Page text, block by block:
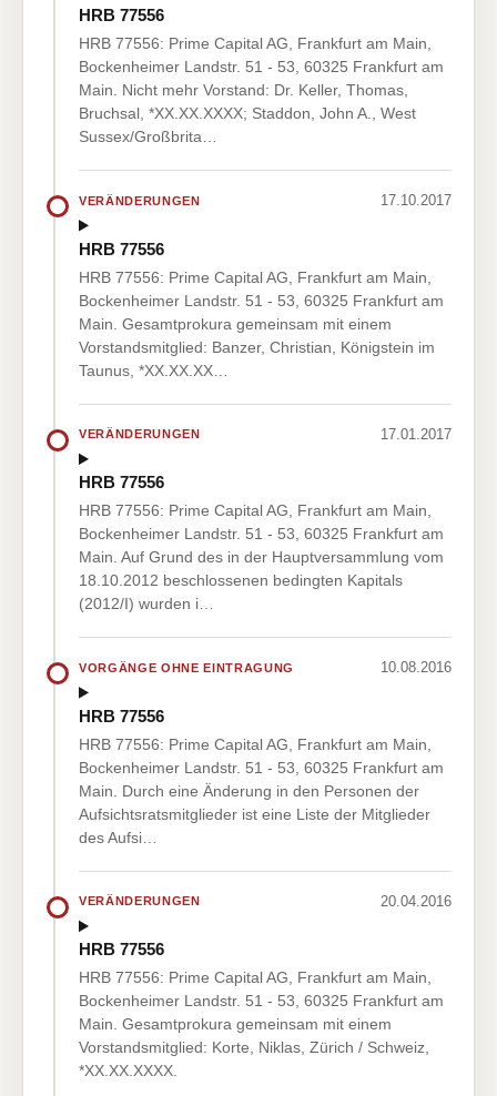
HRB 77556
HRB 77556: Prime Capital AG, Frankfurt am Main,
Bockenheimer Landstr. 51 - 53, 60325 Frankfurt am
Main. Nicht mehr Vorstand: Dr. Keller, Thomas,
Bruchsal, *XX.XX.XXXX; Staddon, John A., West
Sussex/Großbrita…
VERÄNDERUNGEN 17.10.2017
HRB 77556
HRB 77556: Prime Capital AG, Frankfurt am Main,
Bockenheimer Landstr. 51 - 53, 60325 Frankfurt am
Main. Gesamtprokura gemeinsam mit einem
Vorstandsmitglied: Banzer, Christian, Königstein im
Taunus, *XX.XX.XX…
VERÄNDERUNGEN 17.01.2017
HRB 77556
HRB 77556: Prime Capital AG, Frankfurt am Main,
Bockenheimer Landstr. 51 - 53, 60325 Frankfurt am
Main. Auf Grund des in der Hauptversammlung vom
18.10.2012 beschlossenen bedingten Kapitals
(2012/I) wurden i…
VORGÄNGE OHNE EINTRAGUNG 10.08.2016
HRB 77556
HRB 77556: Prime Capital AG, Frankfurt am Main,
Bockenheimer Landstr. 51 - 53, 60325 Frankfurt am
Main. Durch eine Änderung in den Personen der
Aufsichtsratsmitglieder ist eine Liste der Mitglieder
des Aufsi…
VERÄNDERUNGEN 20.04.2016
HRB 77556
HRB 77556: Prime Capital AG, Frankfurt am Main,
Bockenheimer Landstr. 51 - 53, 60325 Frankfurt am
Main. Gesamtprokura gemeinsam mit einem
Vorstandsmitglied: Korte, Niklas, Zürich / Schweiz,
*XX.XX.XXXX.